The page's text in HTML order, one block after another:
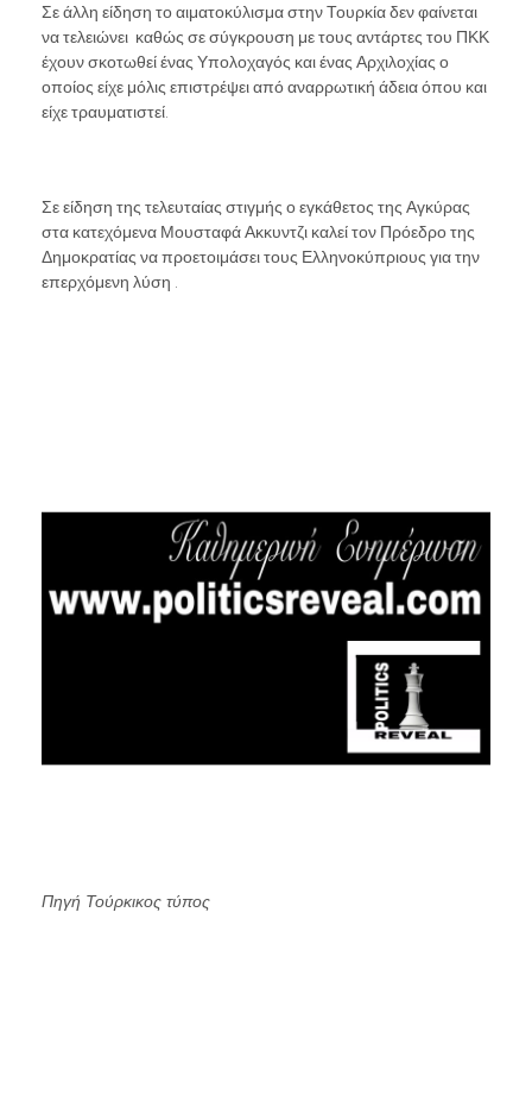
Σε άλλη είδηση το αιματοκύλισμα στην Τουρκία δεν φαίνεται
να τελειώνει καθώς σε σύγκρουση με τους αντάρτες του ΠΚΚ
έχουν σκοτωθεί ένας Υπολοχαγός και ένας Αρχιλοχίας ο
οποίος είχε μόλις επιστρέψει από αναρρωτική άδεια όπου και
είχε τραυματιστεί.
Σε είδηση της τελευταίας στιγμής ο εγκάθετος της Αγκύρας
στα κατεχόμενα Μουσταφά Ακκυντζι καλεί τον Πρόεδρο της
Δημοκρατίας να προετοιμάσει τους Ελληνοκύπριους για την
επερχόμενη λύση .
Πηγή Τούρκικος τύπος